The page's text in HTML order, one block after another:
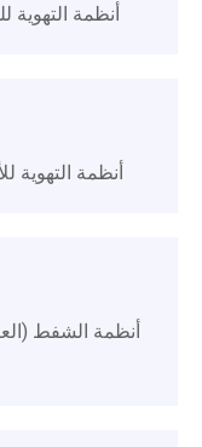
أنظمة
أنظمة التهوية
أنظمة الشفط